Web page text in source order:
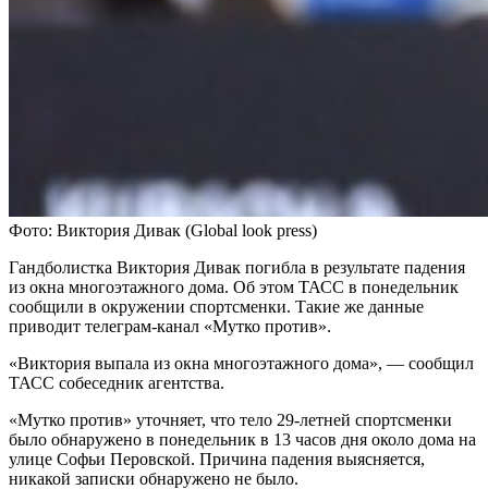
Фото: Виктория Дивак (Global look press)
Гандболистка Виктория Дивак погибла в результате падения
из окна многоэтажного дома. Об этом ТАСС в понедельник
сообщили в окружении спортсменки. Такие же данные
приводит телеграм-канал «Мутко против».
«Виктория выпала из окна многоэтажного дома», — сообщил
ТАСС собеседник агентства.
«Мутко против» уточняет, что тело 29-летней спортсменки
было обнаружено в понедельник в 13 часов дня около дома на
улице Софьи Перовской. Причина падения выясняется,
никакой записки обнаружено не было.